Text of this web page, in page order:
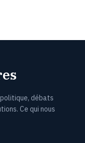
débats
Ce qui nous